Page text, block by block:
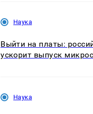
Наука
Выйти на платы:
ускорит выпуск
Наука